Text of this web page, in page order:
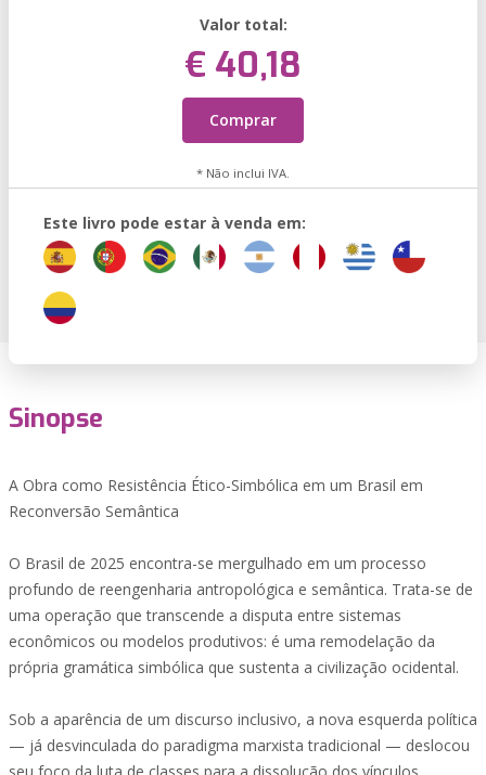
Valor total:
€ 40,18
Comprar
* Não inclui IVA.
Este livro pode estar à venda em:
Sinopse
A Obra como Resistência Ético-Simbólica em um Brasil em
‎Reconversão Semântica
O Brasil de 2025 encontra-se mergulhado em um processo
‎profundo de reengenharia antropológica e semântica. Trata-se ‎de
uma operação que transcende a disputa entre sistemas
‎econômicos ou modelos produtivos: é uma remodelação da
‎própria gramática simbólica que sustenta a civilização ‎ocidental.‎
Sob a aparência de um discurso inclusivo, a nova esquerda ‎política
— já desvinculada do paradigma marxista ‎tradicional — deslocou